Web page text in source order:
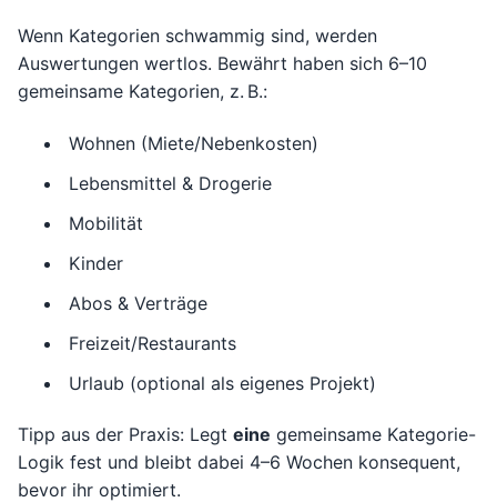
Wenn Kategorien schwammig sind, werden
Auswertungen wertlos. Bewährt haben sich 6–10
gemeinsame Kategorien, z. B.:
Wohnen (Miete/Nebenkosten)
Lebensmittel & Drogerie
Mobilität
Kinder
Abos & Verträge
Freizeit/Restaurants
Urlaub (optional als eigenes Projekt)
Tipp aus der Praxis: Legt eine gemeinsame Kategorie-
Logik fest und bleibt dabei 4–6 Wochen konsequent,
bevor ihr optimiert.